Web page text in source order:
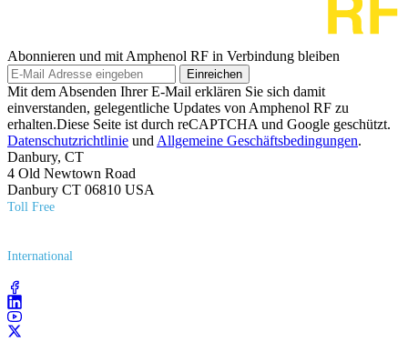
Abonnieren und mit Amphenol RF in Verbindung bleiben
Einreichen
Mit dem Absenden Ihrer E-Mail erklären Sie sich damit
einverstanden, gelegentliche Updates von Amphenol RF zu
erhalten.Diese Seite ist durch reCAPTCHA und Google geschützt.
Datenschutzrichtlinie und Allgemeine Geschäftsbedingungen.
Danbury, CT
4 Old Newtown Road
Danbury CT 06810 USA
Toll Free
International